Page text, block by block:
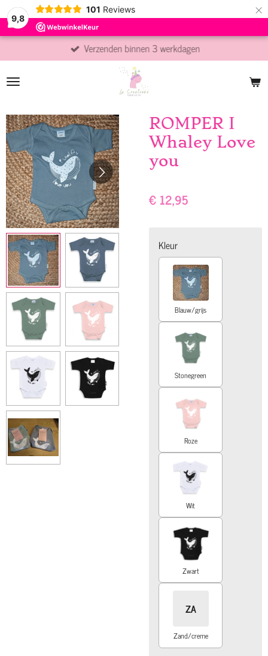
9,8
101 Reviews ×
Verzenden binnen 3 werkdagen
ROMPER I
Whaley Love
you
€ 12,95
Kleur
Blauw/grijs
Stonegreen
Roze
Wit
Zwart
ZA
Zand/creme